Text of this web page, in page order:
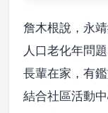
詹木根說，永
人口老化年問
長輩在家，有
結合社區活動